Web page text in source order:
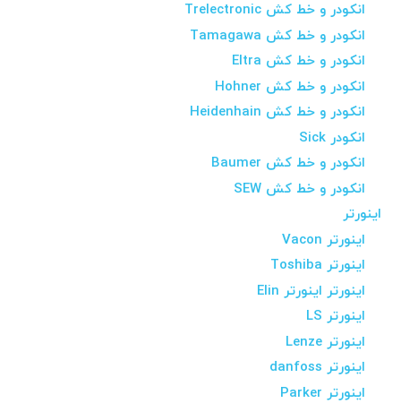
انکودر و خط کش Trelectronic
انکودر و خط کش Tamagawa
انکودر و خط کش Eltra
انکودر و خط کش Hohner
انکودر و خط کش Heidenhain
انکودر Sick
انکودر و خط کش Baumer
انکودر و خط کش SEW
اینورتر
اینورتر Vacon
اینورتر Toshiba
اینورتر اینورتر Elin
اینورتر LS
اینورتر Lenze
اینورتر danfoss
اینورتر Parker